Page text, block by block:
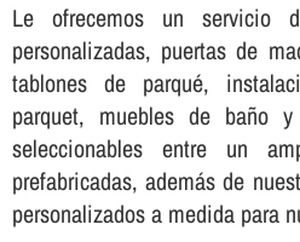
Le ofrecemos un servicio
personalizadas, puertas de
tablones de parqué,
parquet, muebles de baño
seleccionables entre un
prefabricadas, además de
personalizados a medida para